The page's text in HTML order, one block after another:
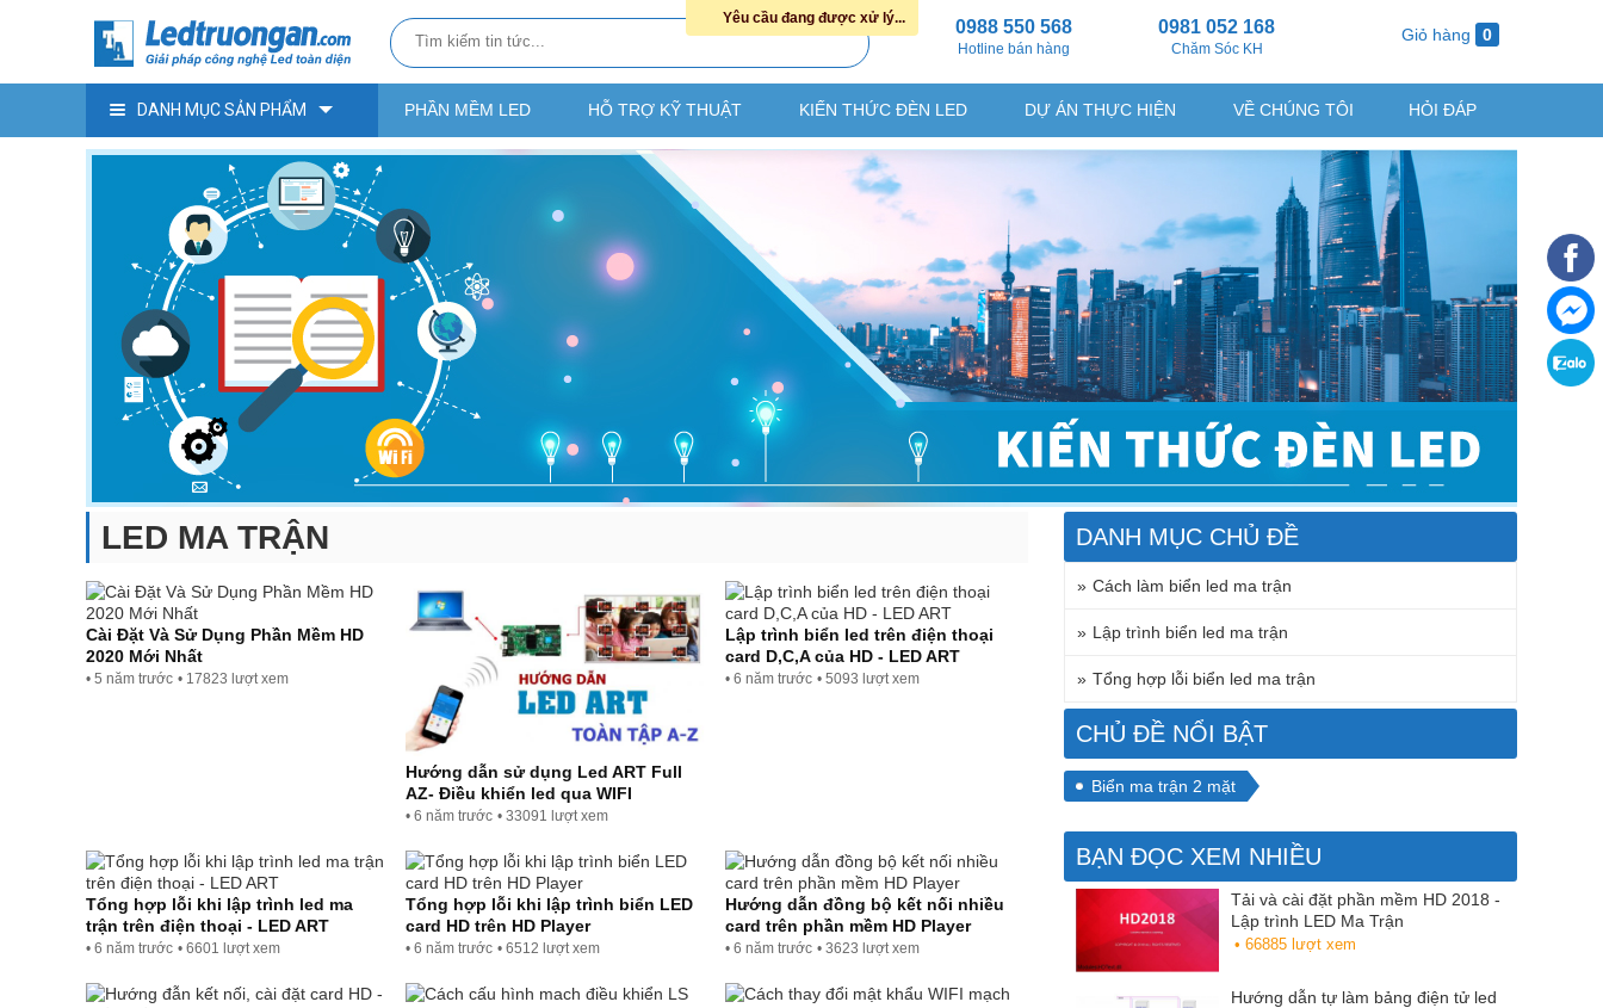
0988 550 568
Hotline bán hàng
0981 052 168
Chăm Sóc KH
Giỏ hàng 0
DANH MỤC SẢN PHẨM PHẦN MỀM LED HỖ TRỢ KỸ THUẬT KIẾN THỨC ĐÈN LED DỰ ÁN THỰC HIỆN VỀ CHÚNG TÔI HỎI ĐÁP
LED MA TRẬN
Cài Đặt Và Sử Dụng Phần Mềm HD
2020 Mới Nhất
• 5 năm trước • 17823 lượt xem
Hướng dẫn sử dụng Led ART Full
AZ- Điều khiển led qua WIFI
• 6 năm trước • 33091 lượt xem
Lập trình biển led trên điện thoại
card D,C,A của HD - LED ART
• 6 năm trước • 5093 lượt xem
Tổng hợp lỗi khi lập trình led ma
trận trên điện thoại - LED ART
• 6 năm trước • 6601 lượt xem
Tổng hợp lỗi khi lập trình biển LED
card HD trên HD Player
• 6 năm trước • 6512 lượt xem
Hướng dẫn đồng bộ kết nối nhiều
card trên phần mềm HD Player
• 6 năm trước • 3623 lượt xem
DANH MỤC CHỦ ĐỀ
Cách làm biển led ma trận
Lập trình biển led ma trận
Tổng hợp lỗi biển led ma trận
CHỦ ĐỀ NỔI BẬT
Biển ma trận 2 mặt
BẠN ĐỌC XEM NHIỀU
Tải và cài đặt phần mềm HD 2018 -
Lập trình LED Ma Trận
• 66885 lượt xem
Hướng dẫn tự làm bảng điện tử led
Yêu cầu đang được xử lý...